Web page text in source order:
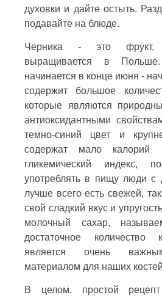
духовки и дайте остыть.
подавайте на блюде.
Черника - это фрукт,
выращивается в
начинается в конце июня -
содержит большое
которые являются
антиоксидантными
темно-синий цвет и
содержат мало калорий
гликемический индекс,
употреблять в пищу люди с
лучше всего есть свежей,
свой сладкий вкус и
молочный сахар,
достаточное количество
является очень
материалом для наших
В целом, простой